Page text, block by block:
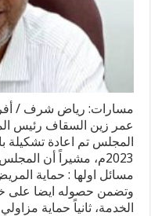
مسارات: رياض شرف /
عمر زين السقاف رئيس
2023م، مشيراً أن
مسائل اولها : حماية
وتضمن حصوله ايضا على
الخدمة، ثانياً حماية